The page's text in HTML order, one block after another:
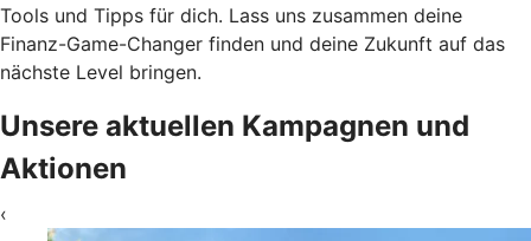
Tools und Tipps für dich. Lass uns zusammen deine
Finanz-Game-Changer finden und deine Zukunft auf das
nächste Level bringen.
Unsere aktuellen Kampagnen und
Aktionen
‹